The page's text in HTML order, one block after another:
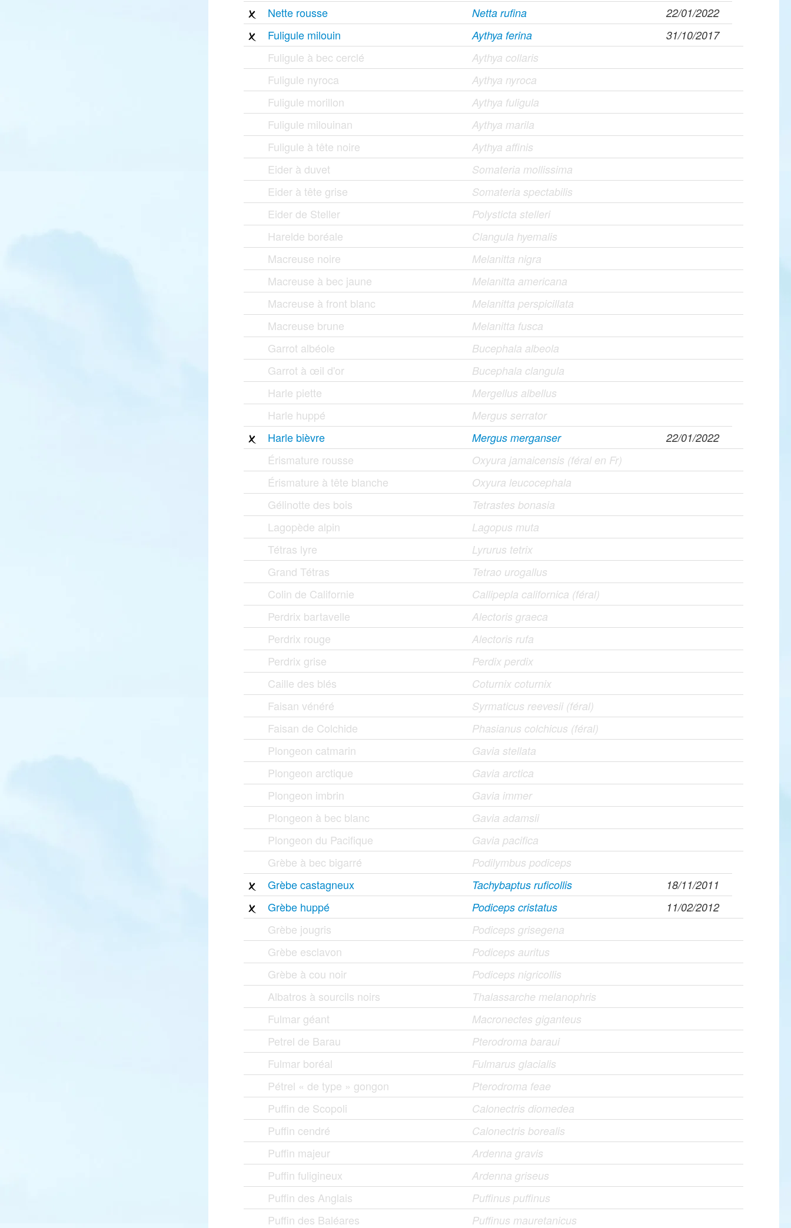
Nette rousse Netta rufina 22/01/2022
Fuligule milouin Aythya ferina 31/10/2017
Fuligule à bec cerclé Aythya collaris
Fuligule nyroca Aythya nyroca
Fuligule morillon Aythya fuligula
Fuligule milouinan Aythya marila
Fuligule à tête noire Aythya affinis
Eider à duvet Somateria mollissima
Eider à tête grise Somateria spectabilis
Eider de Steller Polysticta stelleri
Harelde boréale Clangula hyemalis
Macreuse noire Melanitta nigra
Macreuse à bec jaune Melanitta americana
Macreuse à front blanc Melanitta perspicillata
Macreuse brune Melanitta fusca
Garrot albéole Bucephala albeola
Garrot à œil d'or Bucephala clangula
Harle piette Mergellus albellus
Harle huppé Mergus serrator
Harle bièvre Mergus merganser 22/01/2022
Érismature rousse Oxyura jamaicensis (féral en Fr)
Érismature à tête blanche Oxyura leucocephala
Gélinotte des bois Tetrastes bonasia
Lagopède alpin Lagopus muta
Tétras lyre Lyrurus tetrix
Grand Tétras Tetrao urogallus
Colin de Californie Callipepla californica (féral)
Perdrix bartavelle Alectoris graeca
Perdrix rouge Alectoris rufa
Perdrix grise Perdix perdix
Caille des blés Coturnix coturnix
Faisan vénéré Syrmaticus reevesii (féral)
Faisan de Colchide Phasianus colchicus (féral)
Plongeon catmarin Gavia stellata
Plongeon arctique Gavia arctica
Plongeon imbrin Gavia immer
Plongeon à bec blanc Gavia adamsii
Plongeon du Pacifique Gavia pacifica
Grèbe à bec bigarré Podilymbus podiceps
Grèbe castagneux Tachybaptus ruficollis 18/11/2011
Grèbe huppé Podiceps cristatus 11/02/2012
Grèbe jougris Podiceps grisegena
Grèbe esclavon Podiceps auritus
Grèbe à cou noir Podiceps nigricollis
Albatros à sourcils noirs Thalassarche melanophris
Fulmar géant Macronectes giganteus
Petrel de Barau Pterodroma baraui
Fulmar boréal Fulmarus glacialis
Pétrel « de type » gongon Pterodroma feae
Puffin de Scopoli Calonectris diomedea
Puffin cendré Calonectris borealis
Puffin majeur Ardenna gravis
Puffin fuligineux Ardenna griseus
Puffin des Anglais Puffinus puffinus
Puffin des Baléares Puffinus mauretanicus